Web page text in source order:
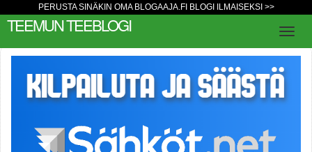
PERUSTA SINÄKIN OMA BLOGAAJA.FI BLOGI ILMAISEKSI >>
TEEMUN TEEBLOGI